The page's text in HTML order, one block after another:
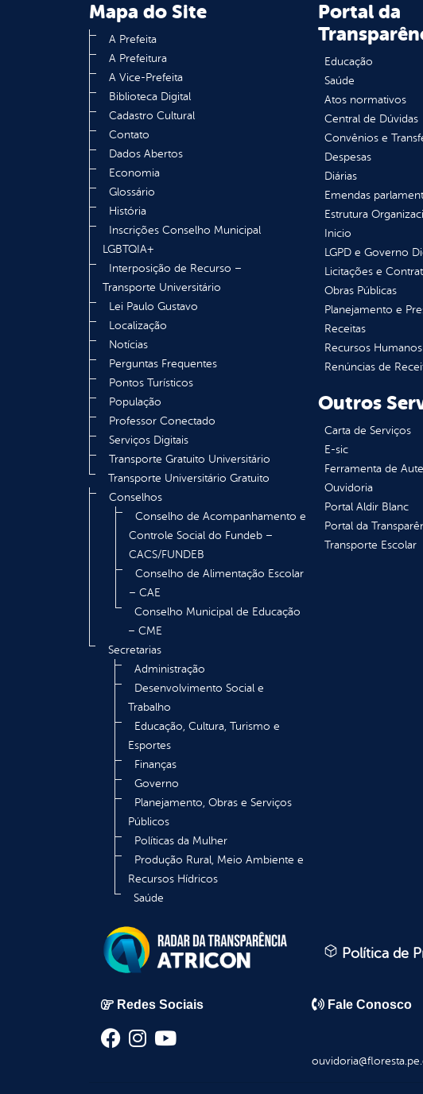
Mapa do Site
A Prefeita
A Prefeitura
A Vice-Prefeita
Biblioteca Digital
Cadastro Cultural
Contato
Dados Abertos
Economia
Glossário
História
Inscrições Conselho Municipal
LGBTQIA+
Interposição de Recurso –
Transporte Universitário
Lei Paulo Gustavo
Localização
Notícias
Perguntas Frequentes
Pontos Turísticos
População
Professor Conectado
Serviços Digitais
Transporte Gratuito Universitário
Transporte Universitário Gratuito
Conselhos
Conselho de Acompanhamento e
Controle Social do Fundeb –
CACS/FUNDEB
Conselho de Alimentação Escolar
– CAE
Conselho Municipal de Educação
– CME
Secretarias
Administração
Desenvolvimento Social e
Trabalho
Educação, Cultura, Turismo e
Esportes
Finanças
Governo
Planejamento, Obras e Serviços
Públicos
Políticas da Mulher
Produção Rural, Meio Ambiente e
Recursos Hídricos
Saúde
Portal da
Educação
Saúde
Atos normativos
Central de Dúvidas
Convênios e
Despesas
Diárias
Emendas
Estrutura
Inicio
LGPD e Governo
Licitações e
Obras Públicas
Planejamento e
Receitas
Recursos Humanos
Renúncias de
Outros
Carta de Serviços
E-sic
Ferramenta de
Ouvidoria
Portal Aldir Blanc
Portal da
Transporte Escolar
Política de
Redes Sociais Fale Conosco